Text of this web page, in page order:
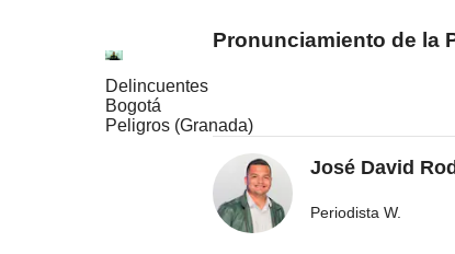
Pronunciamiento de la
Delincuentes
Bogotá
Peligros (Granada)
José David
Periodista W.